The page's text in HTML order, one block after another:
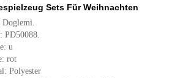
Sets Für Weihnachten
Doglemi.
PD50088.
u
rot
Polyester